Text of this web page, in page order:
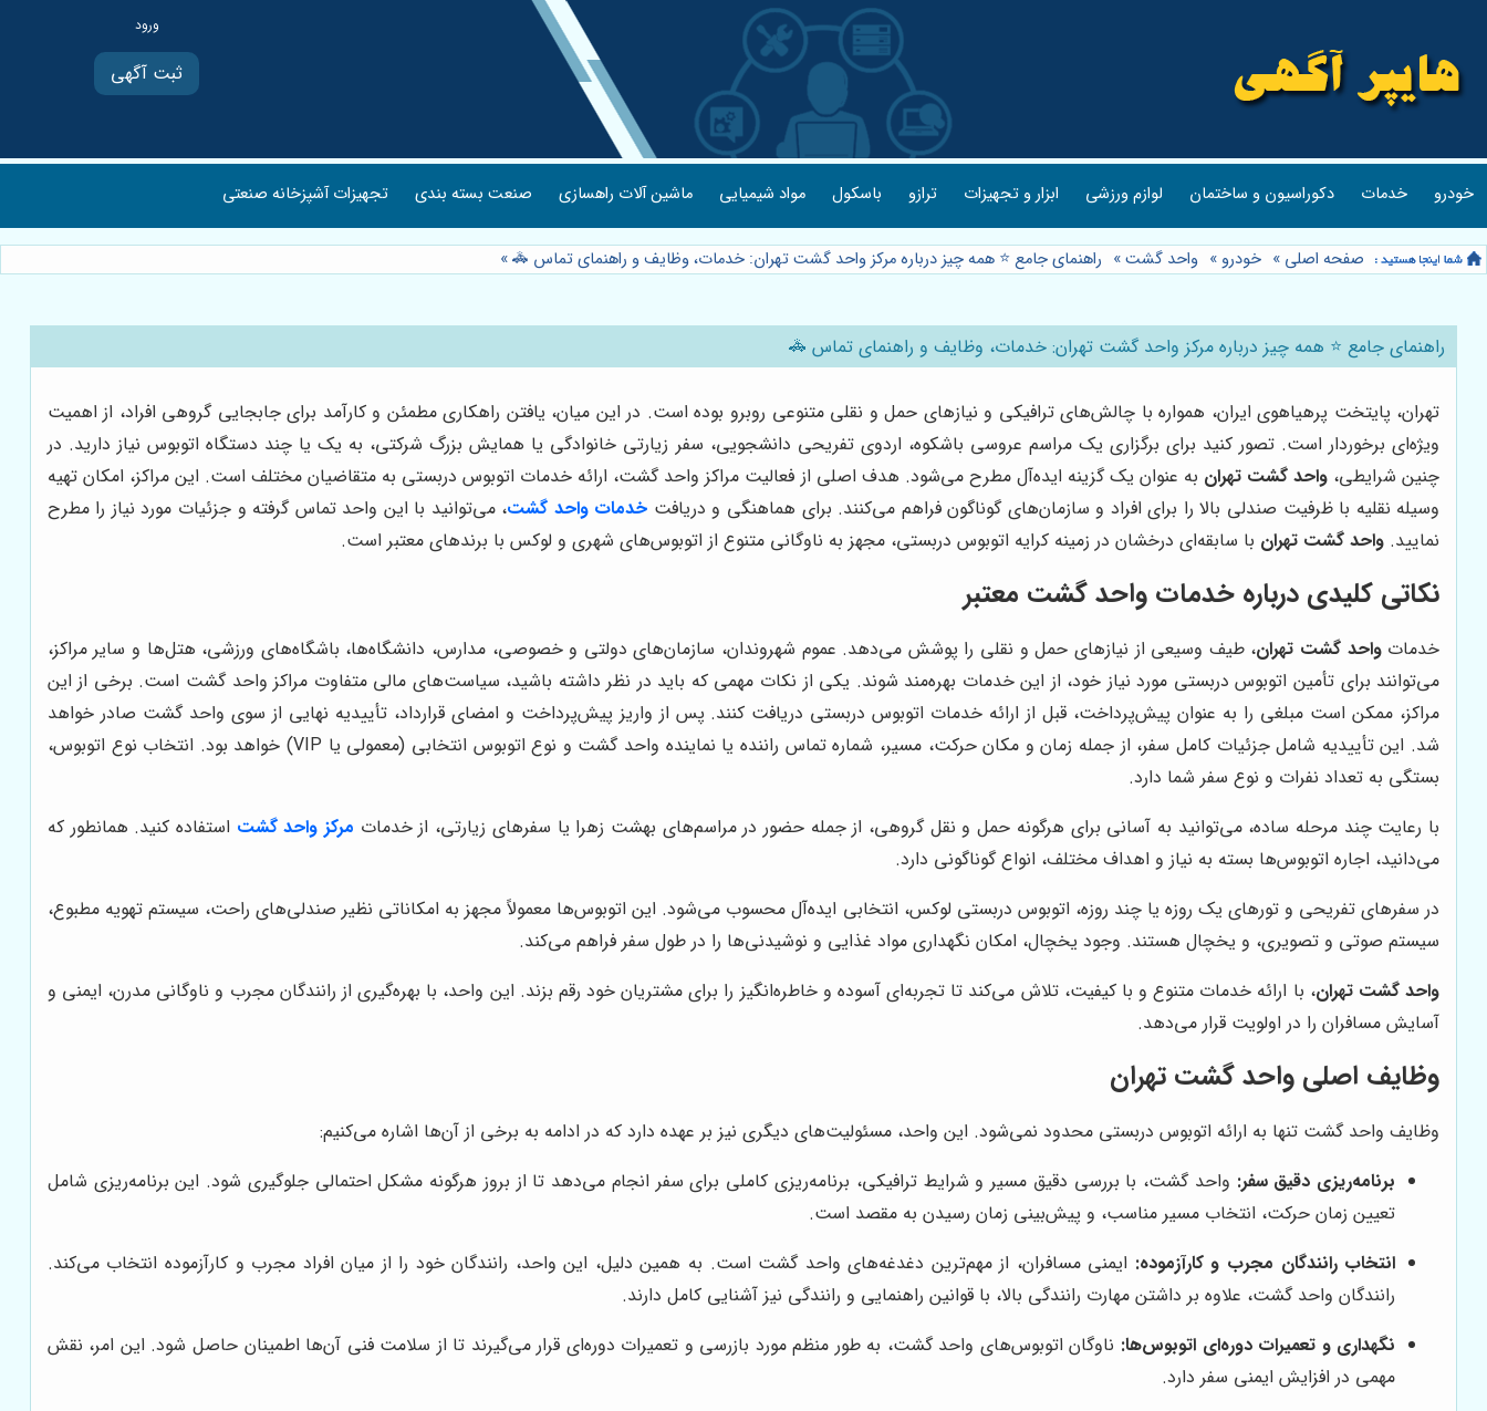
ثبت آگهی
خودرو خدمات دکوراسیون و ساختمان لوازم ورزشی ابزار و تجهیزات ترازو باسکول مواد شیمیایی ماشین آلات راهسازی صنعت بسته بندی تجهیزات آشپزخانه صنعتی
صفحه اصلی » خودرو » واحد گشت» راهنمای جامع ⭐️ همه چیز درباره مرکز واحد گشت تهران: خدمات، وظایف و راهنمای تماس 🚓»
راهنمای جامع ⭐️ همه چیز درباره مرکز واحد گشت تهران: خدمات، وظایف و راهنمای تماس 🚓
تهران، پایتخت پرهیاهوی ایران، همواره با چالش‌های ترافیکی و نیازهای حمل و نقلی متنوعی روبرو بوده است. در این میان، یافتن راهکاری مطمئن و کارآمد برای جابجایی گروهی افراد، از اهمیت
ویژه‌ای برخوردار است. تصور کنید برای برگزاری یک مراسم عروسی باشکوه، اردوی تفریحی دانشجویی، سفر زیارتی خانوادگی یا همایش بزرگ شرکتی، به یک یا چند دستگاه اتوبوس نیاز دارید. در
چنین شرایطی، واحد گشت تهران به عنوان یک گزینه ایده‌آل مطرح می‌شود. هدف اصلی از فعالیت مراکز واحد گشت، ارائه خدمات اتوبوس دربستی به متقاضیان مختلف است. این مراکز، امکان تهیه
وسیله نقلیه با ظرفیت صندلی بالا را برای افراد و سازمان‌های گوناگون فراهم می‌کنند. برای هماهنگی و دریافت خدمات واحد گشت، می‌توانید با این واحد تماس گرفته و جزئیات مورد نیاز را مطرح
نمایید. واحد گشت تهران با سابقه‌ای درخشان در زمینه کرایه اتوبوس دربستی، مجهز به ناوگانی متنوع از اتوبوس‌های شهری و لوکس با برندهای معتبر است.
نکاتی کلیدی درباره خدمات واحد گشت معتبر
خدماتواحد گشت تهران، طیف وسیعی از نیازهای حمل و نقلی را پوشش می‌دهد. عموم شهروندان، سازمان‌های دولتی و خصوصی، مدارس، دانشگاه‌ها، باشگاه‌های ورزشی، هتل‌ها و سایر مراکز،
می‌توانند برای تأمین اتوبوس دربستی مورد نیاز خود، از این خدمات بهره‌مند شوند. یکی از نکات مهمی که باید در نظر داشته باشید، سیاست‌های مالی متفاوت مراکز واحد گشت است. برخی از این
مراکز، ممکن است مبلغی را به عنوان پیش‌پرداخت، قبل از ارائه خدمات اتوبوس دربستی دریافت کنند. پس از واریز پیش‌پرداخت و امضای قرارداد، تأییدیه نهایی از سوی واحد گشت صادر خواهد
شد. این تأییدیه شامل جزئیات کامل سفر، از جمله زمان و مکان حرکت، مسیر، شماره تماس راننده یا نماینده واحد گشت و نوع اتوبوس انتخابی (معمولی یا VIP) خواهد بود. انتخاب نوع اتوبوس،
بستگی به تعداد نفرات و نوع سفر شما دارد.
با رعایت چند مرحله ساده، می‌توانید به آسانی برای هرگونه حمل و نقل گروهی، از جمله حضور در مراسم‌های بهشت زهرا یا سفرهای زیارتی، از خدمات مرکز واحد گشت استفاده کنید. همانطور که
می‌دانید، اجاره اتوبوس‌ها بسته به نیاز و اهداف مختلف، انواع گوناگونی دارد.
در سفرهای تفریحی و تورهای یک روزه یا چند روزه، اتوبوس دربستی لوکس، انتخابی ایده‌آل محسوب می‌شود. این اتوبوس‌ها معمولاً مجهز به امکاناتی نظیر صندلی‌های راحت، سیستم تهویه مطبوع،
سیستم صوتی و تصویری، و یخچال هستند. وجود یخچال، امکان نگهداری مواد غذایی و نوشیدنی‌ها را در طول سفر فراهم می‌کند.
واحد گشت تهران، با ارائه خدمات متنوع و با کیفیت، تلاش می‌کند تا تجربه‌ای آسوده و خاطره‌انگیز را برای مشتریان خود رقم بزند. این واحد، با بهره‌گیری از رانندگان مجرب و ناوگانی مدرن، ایمنی و
آسایش مسافران را در اولویت قرار می‌دهد.
وظایف اصلی واحد گشت تهران
وظایف واحد گشت تنها به ارائه اتوبوس دربستی محدود نمی‌شود. این واحد، مسئولیت‌های دیگری نیز بر عهده دارد که در ادامه به برخی از آن‌ها اشاره می‌کنیم:
برنامه‌ریزی دقیق سفر: واحد گشت، با بررسی دقیق مسیر و شرایط ترافیکی، برنامه‌ریزی کاملی برای سفر انجام می‌دهد تا از بروز هرگونه مشکل احتمالی جلوگیری شود. این برنامه‌ریزی شامل
تعیین زمان حرکت، انتخاب مسیر مناسب، و پیش‌بینی زمان رسیدن به مقصد است.
انتخاب رانندگان مجرب و کارآزموده: ایمنی مسافران، از مهم‌ترین دغدغه‌های واحد گشت است. به همین دلیل، این واحد، رانندگان خود را از میان افراد مجرب و کارآزموده انتخاب می‌کند.
رانندگان واحد گشت، علاوه بر داشتن مهارت رانندگی بالا، با قوانین راهنمایی و رانندگی نیز آشنایی کامل دارند.
نگهداری و تعمیرات دوره‌ای اتوبوس‌ها: ناوگان اتوبوس‌های واحد گشت، به طور منظم مورد بازرسی و تعمیرات دوره‌ای قرار می‌گیرند تا از سلامت فنی آن‌ها اطمینان حاصل شود. این امر، نقش
مهمی در افزایش ایمنی سفر دارد.